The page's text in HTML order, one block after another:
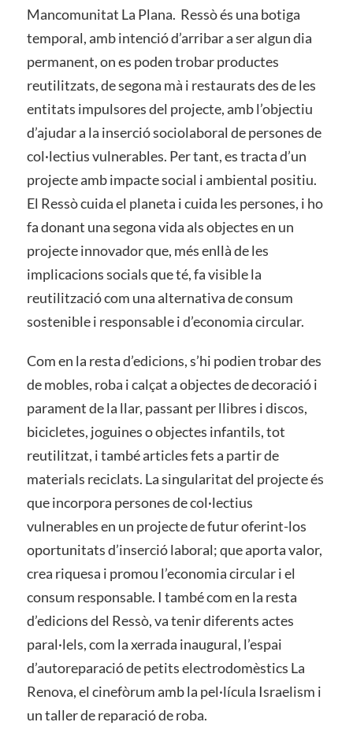
Mancomunitat La Plana. Ressò és una botiga
temporal, amb intenció d’arribar a ser algun dia
permanent, on es poden trobar productes
reutilitzats, de segona mà i restaurats des de les
entitats impulsores del projecte, amb l’objectiu
d’ajudar a la inserció sociolaboral de persones de
col·lectius vulnerables. Per tant, es tracta d’un
projecte amb impacte social i ambiental positiu.
El Ressò cuida el planeta i cuida les persones, i ho
fa donant una segona vida als objectes en un
projecte innovador que, més enllà de les
implicacions socials que té, fa visible la
reutilització com una alternativa de consum
sostenible i responsable i d’economia circular.
Com en la resta d’edicions, s’hi podien trobar des
de mobles, roba i calçat a objectes de decoració i
parament de la llar, passant per llibres i discos,
bicicletes, joguines o objectes infantils, tot
reutilitzat, i també articles fets a partir de
materials reciclats. La singularitat del projecte és
que incorpora persones de col·lectius
vulnerables en un projecte de futur oferint-los
oportunitats d’inserció laboral; que aporta valor,
crea riquesa i promou l’economia circular i el
consum responsable. I també com en la resta
d’edicions del Ressò, va tenir diferents actes
paral·lels, com la xerrada inaugural, l’espai
d’autoreparació de petits electrodomèstics La
Renova, el cinefòrum amb la pel·lícula Israelism i
un taller de reparació de roba.